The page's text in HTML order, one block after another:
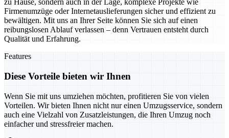
zu Hause, sondern auch in der Lage, komplexe Projekte wie
Firmenumzüge oder Internetauslieferungen sicher und effizient zu
bewältigen. Mit uns an Ihrer Seite können Sie sich auf einen
reibungslosen Ablauf verlassen – denn Vertrauen entsteht durch
Qualität und Erfahrung.
Features
Diese Vorteile bieten wir Ihnen
Wenn Sie mit uns umziehen möchten, profitieren Sie von vielen
Vorteilen. Wir bieten Ihnen nicht nur einen Umzugsservice, sondern
auch eine Vielzahl von Zusatzleistungen, die Ihren Umzug noch
einfacher und stressfreier machen.